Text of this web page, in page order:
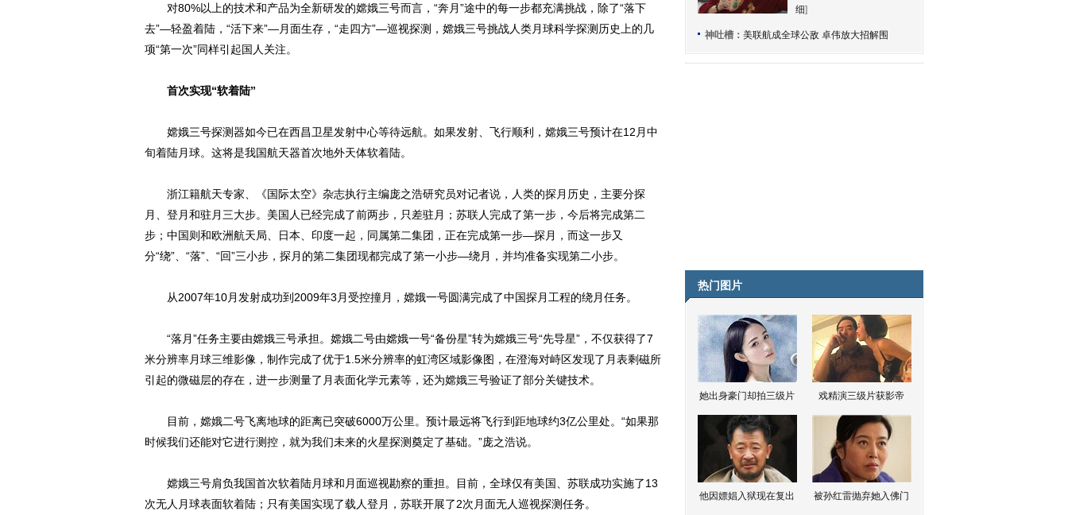
对80%以上的技术和产品为全新研发的嫦娥三号而言，“奔月”途中的每一步都充满挑战，除了“落下
去”—轻盈着陆，“活下来”—月面生存，“走四方”—巡视探测，嫦娥三号挑战人类月球科学探测历史上的几
项“第一次”同样引起国人关注。
首次实现“软着陆”
嫦娥三号探测器如今已在西昌卫星发射中心等待远航。如果发射、飞行顺利，嫦娥三号预计在12月中
旬着陆月球。这将是我国航天器首次地外天体软着陆。
浙江籍航天专家、《国际太空》杂志执行主编庞之浩研究员对记者说，人类的探月历史，主要分探
月、登月和驻月三大步。美国人已经完成了前两步，只差驻月；苏联人完成了第一步，今后将完成第二
步；中国则和欧洲航天局、日本、印度一起，同属第二集团，正在完成第一步—探月，而这一步又
分“绕”、“落”、“回”三小步，探月的第二集团现都完成了第一小步—绕月，并均准备实现第二小步。
从2007年10月发射成功到2009年3月受控撞月，嫦娥一号圆满完成了中国探月工程的绕月任务。
“落月”任务主要由嫦娥三号承担。嫦娥二号由嫦娥一号“备份星”转为嫦娥三号“先导星”，不仅获得了7
米分辨率月球三维影像，制作完成了优于1.5米分辨率的虹湾区域影像图，在澄海对峙区发现了月表剩磁所
引起的微磁层的存在，进一步测量了月表面化学元素等，还为嫦娥三号验证了部分关键技术。
目前，嫦娥二号飞离地球的距离已突破6000万公里。预计最远将飞行到距地球约3亿公里处。“如果那
时候我们还能对它进行测控，就为我们未来的火星探测奠定了基础。”庞之浩说。
嫦娥三号肩负我国首次软着陆月球和月面巡视勘察的重担。目前，全球仅有美国、苏联成功实施了13
次无人月球表面软着陆；只有美国实现了载人登月，苏联开展了2次月面无人巡视探测任务。
细]
神吐槽： 美联航成全球公敌 卓伟放大招解围
热门图片
她出身豪门却拍三级片 戏精演三级片获影帝
他因嫖娼入狱现在复出 被孙红雷抛弃她入佛门